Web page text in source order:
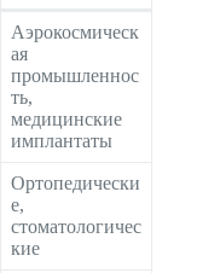
Аэрокосмическ
ая
промышленнос
ть,
медицинские
имплантаты
Ортопедически
е,
стоматологичес
кие